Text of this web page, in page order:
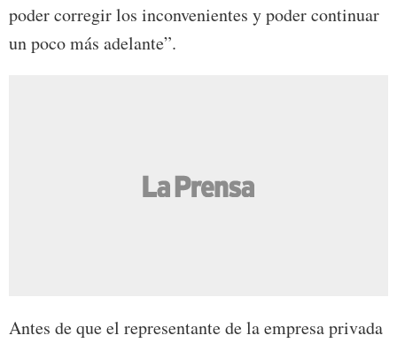
poder corregir los inconvenientes y poder continuar
un poco más adelante”.
Antes de que el representante de la empresa privada